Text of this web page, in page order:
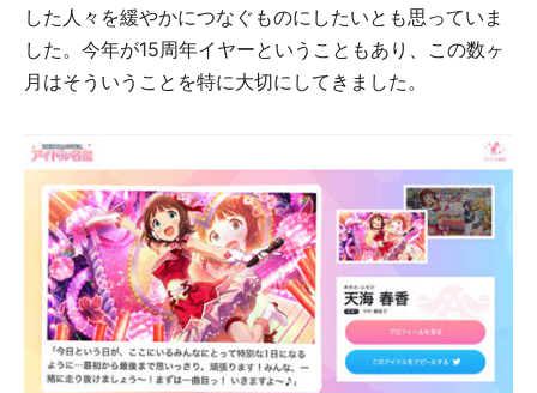
した人々を緩やかにつなぐものにしたいとも思っていま
した。今年が15周年イヤーということもあり、この数ヶ
月はそういうことを特に大切にしてきました。